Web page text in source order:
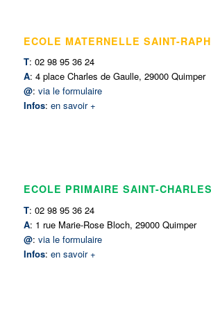
ECOLE MATERNELLE SAINT-
T: 02 98 95 36 24
A: 4 place Charles de Gaulle, 29000 Quimper
@: via le formulaire
Infos: en savoir +
ECOLE PRIMAIRE SAINT-CHARLES
T: 02 98 95 36 24
A: 1 rue Marie-Rose Bloch, 29000 Quimper
@: via le formulaire
Infos: en savoir +